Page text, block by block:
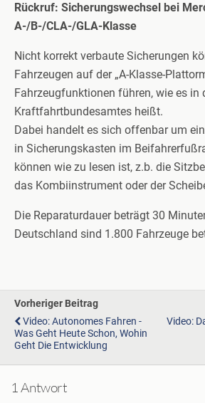
Rückruf: Sicherungswechsel bei
A-/B-/CLA-/GLA-Klasse
Nicht korrekt verbaute Sicherungen
Fahrzeugen auf der „A-Klasse-
Fahrzeugfunktionen führen, wie es in
Kraftfahrtbundesamtes heißt.
Dabei handelt es sich offenbar um
in Sicherungskasten im
können wie zu lesen ist, z.b. die
das Kombiinstrument oder der
Die Reparaturdauer beträgt 30
Deutschland sind 1.800 Fahrzeuge
Vorheriger Beitrag
Video: Autonomes Fahren -
Was Geht Heute Schon, Wohin
Geht Die Entwicklung
Video:
1 Antwort